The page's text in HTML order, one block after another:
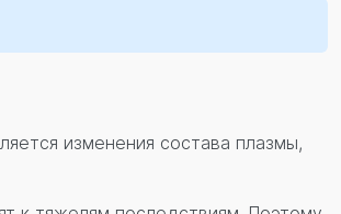
изменения состава плазмы,